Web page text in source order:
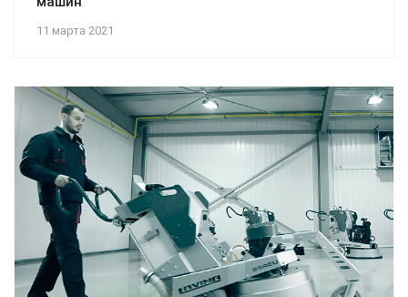
11 марта 2021